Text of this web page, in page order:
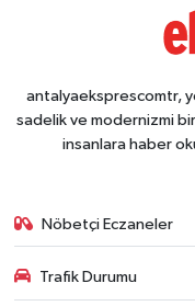
antalyaeksprescomtr,
sadelik ve modernizmi
insanlara haber
Nöbetçi Eczaneler
Trafik Durumu